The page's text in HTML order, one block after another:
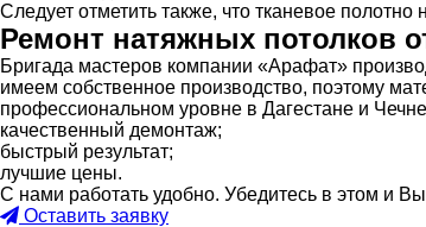
Следует отметить также, что тканевое
Ремонт натяжных потолков
Бригада мастеров компании «Арафат»
имеем собственное производство, поэтому
профессиональном уровне в Дагестане и
качественный демонтаж;
быстрый результат;
лучшие цены.
С нами работать удобно. Убедитесь в этом и
Оставить заявку